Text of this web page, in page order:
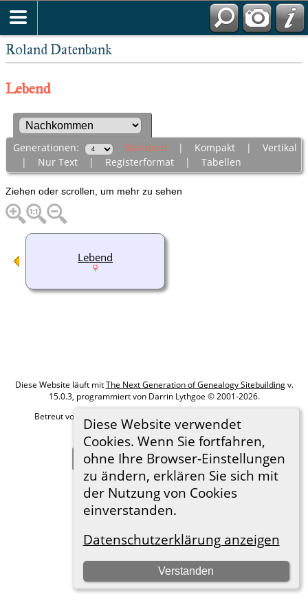
Roland Datenbank
Diese Website verwendet
Cookies. Wenn Sie fortfahren,
ohne Ihre Browser-Einstellungen
zu ändern, erklären Sie sich mit
der Nutzung von Cookies
einverstanden.
Datenschutzerklärung anzeigen
Verstanden
Lebend
Generationen: Standard | Kompakt| Vertikal
| Nur Text| Registerformat| Tabellen
Ziehen oder scrollen, um mehr zu sehen
Lebend
Diese Website läuft mitThe Next Generation of Genealogy Sitebuildingv.
15.0.3, programmiert von Darrin Lythgoe © 2001-2026.
Betreut von
Roland zu Dortmund e.V. Datenschutzerklärung
Hier geht es zum Impressum
Zur Desktop-Webseite wechseln